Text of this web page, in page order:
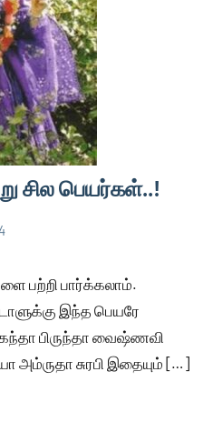
சில பெயர்கள்..!
பற்றி பார்க்கலாம்.
இந்த பெயரே
பிருந்தா வைஷ்ணவி
அம்ருதா சுரபி இதையும் […]